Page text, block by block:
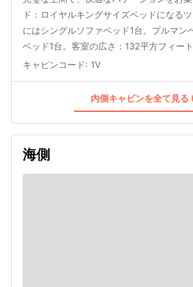
ド：ロイヤルキングサイズベッドになる
にはシングルソファベッド1台。プルマン
ベッド1台。客室の広さ：132平方フィート
キャビンコード: 1V
内側キャビンを全て見る
海側